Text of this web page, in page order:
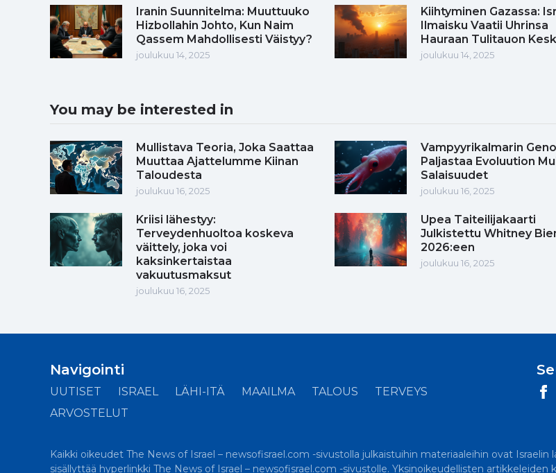
Iranin Suunnitelma: Muuttuuko
Hizbollahin Johto, Kun Naim
Qassem Mahdollisesti Väistyy?
joulukuu 14, 2025
Kiihtyminen Gazassa:
Ilmaisku Vaatii Uhrinsa
Hauraan Tulitauon
joulukuu 14, 2025
You may be interested in
Mullistava Teoria, Joka Saattaa
Muuttaa Ajattelumme Kiinan
Taloudesta
joulukuu 16, 2025
Vampyyrikalmarin
Paljastaa Evoluution
Salaisuudet
joulukuu 16, 2025
Kriisi lähestyy:
Terveydenhuoltoa koskeva
väittely, joka voi
kaksinkertaistaa
vakuutusmaksut
joulukuu 16, 2025
Upea Taiteilijakaarti
Julkistettu Whitney
2026:een
joulukuu 16, 2025
Navigointi
UUTISET ISRAEL LÄHI-ITÄ MAAILMA TALOUS
TERVEYS
ARVOSTELUT
Kaikki oikeudet The News of Israel – newsofisrael.com -sivustolla julkaistuihin materiaaleihin ovat
sisällyttää hyperlinkki The News of Israel – newsofisrael.com -sivustolle. Yksinoikeudellisten